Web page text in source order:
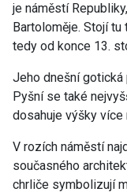
je náměstí
Bartoloměje. Stojí
tedy od konce 13.
Jeho dnešní gotická
Pyšní se také
dosahuje výšky více
V rozích náměstí
současného
chrliče symbolizují